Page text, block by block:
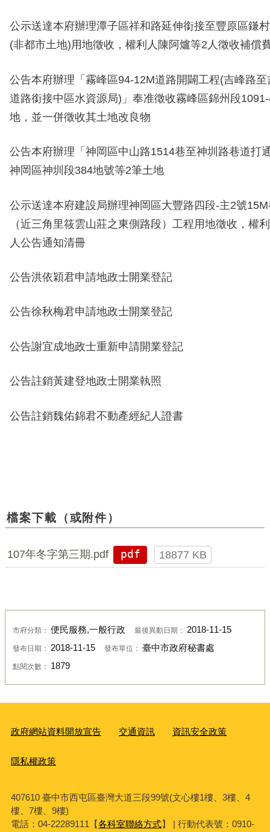
公示送達本府辦理潭子區祥和路延伸銜接至豐原區鎌
(非都市土地)用地徵收，權利人陳阿爐等2人徵收補償
公告本府辦理「霧峰區94-12M道路開闢工程(吉峰路
道路銜接中區水資源局)」奉准徵收霧峰區錦州段
地 ，並一併徵收其土地改良物
公告本府辦理「神岡區中山路1514巷至神圳路巷道打
神岡區神圳段384地號等2筆土地
公示送達本府建設局辦理神岡區大豐路四段-主2號
（近三角里筱雲山莊之東側路段）工程用地徵收，權
人公告通知清冊
公告洪依穎君申請地政士開業登記
公告徐秋梅君申請地政士開業登記
公告謝宜成地政士重新申請開業登記
公告註銷黃建登地政士開業執照
公告註銷魏佑錦君不動產經紀人證書
檔案下載（或附件）
107年冬字第三期.pdf pdf 18877 KB
市府分類： 便民服務,一般行政 最後異動日期： 2018-11-15
發布日期： 2018-11-15 發布單位： 臺中市政府秘書處
點閱次數： 1879
政府網站資料開放宣告 交通資訊 資訊安全政策
隱私權政策
407610 臺中市西屯區臺灣大道三段99號(文心樓1樓、3樓、4
樓、7樓、9樓)
電話：04-22289111【各科室聯絡方式】 | 行動代表號：0910-